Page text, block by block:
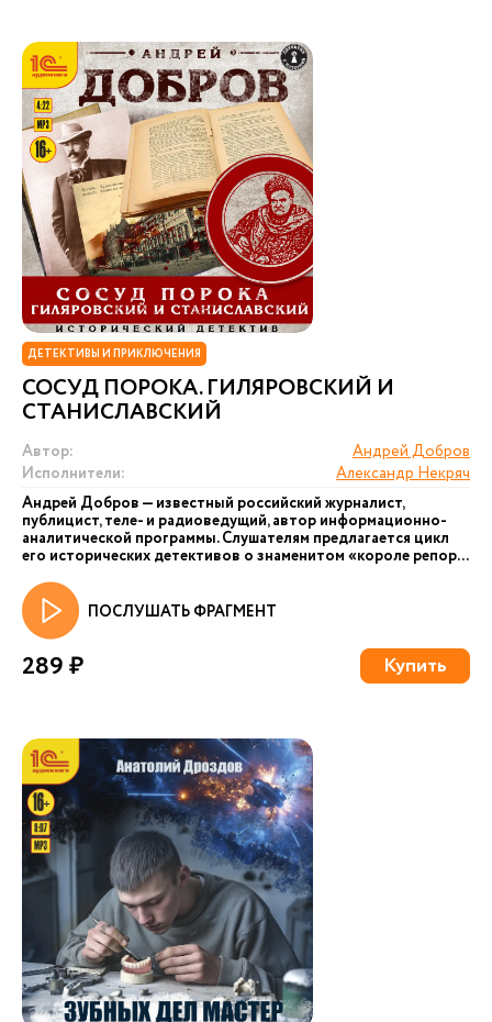
ДЕТЕКТИВЫ И ПРИКЛЮЧЕНИЯ
СОСУД ПОРОКА. ГИЛЯРОВСКИЙ И
СТАНИСЛАВСКИЙ
Автор:
Андрей Добров
Исполнители:
Александр Некряч
Андрей Добров — известный российский журналист,
публицист, теле- и радиоведущий, автор информационно-
аналитической программы. Слушателям предлагается цикл
его исторических детективов о знаменитом «короле репор...
ПОСЛУШАТЬ ФРАГМЕНТ
289 ₽ Купить